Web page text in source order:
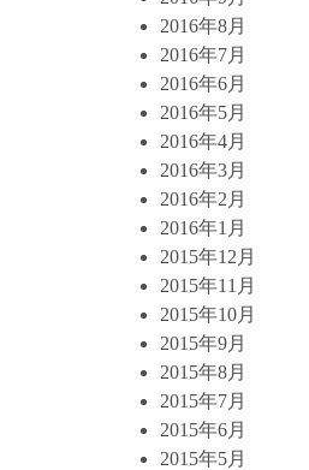
2016年8月
2016年7月
2016年6月
2016年5月
2016年4月
2016年3月
2016年2月
2016年1月
2015年12月
2015年11月
2015年10月
2015年9月
2015年8月
2015年7月
2015年6月
2015年5月